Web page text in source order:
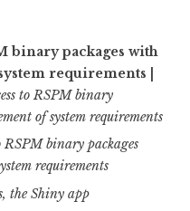
binary packages with
requirements |
to RSPM binary
of system requirements
RSPM binary packages
requirements
the Shiny app